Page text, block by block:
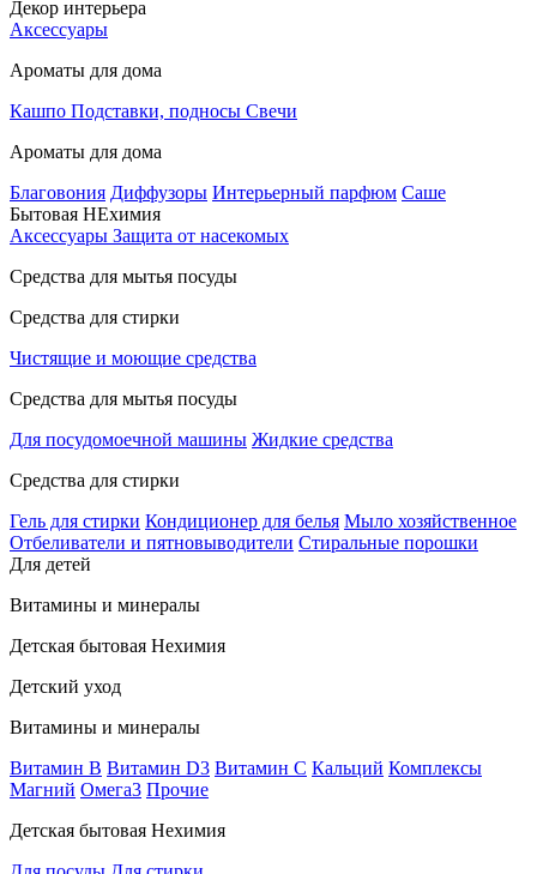
Декор интерьера
Аксессуары
Ароматы для дома
Кашпо Подставки, подносы Свечи
Ароматы для дома
Благовония Диффузоры Интерьерный парфюм Саше
Бытовая НЕхимия
Аксессуары Защита от насекомых
Средства для мытья посуды
Средства для стирки
Чистящие и моющие средства
Средства для мытья посуды
Для посудомоечной машины Жидкие средства
Средства для стирки
Гель для стирки Кондиционер для белья Мыло хозяйственное
Отбеливатели и пятновыводители Стиральные порошки
Для детей
Витамины и минералы
Детская бытовая Нехимия
Детский уход
Витамины и минералы
Витамин В Витамин D3 Витамин С Кальций Комплексы
Магний Омега3 Прочие
Детская бытовая Нехимия